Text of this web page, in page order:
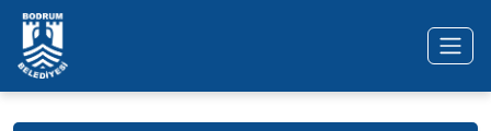
Ana içeriğe geç